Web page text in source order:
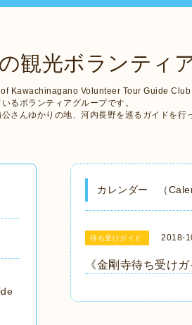
観光ボランティ
Kawachinagano Volunteer Tour Guide
るボランティアグループです。
さんゆかりの地、河内長野を巡るガイドを行
カレンダー （
待ち受けガイド 2018-
《金剛寺待ち受けガ